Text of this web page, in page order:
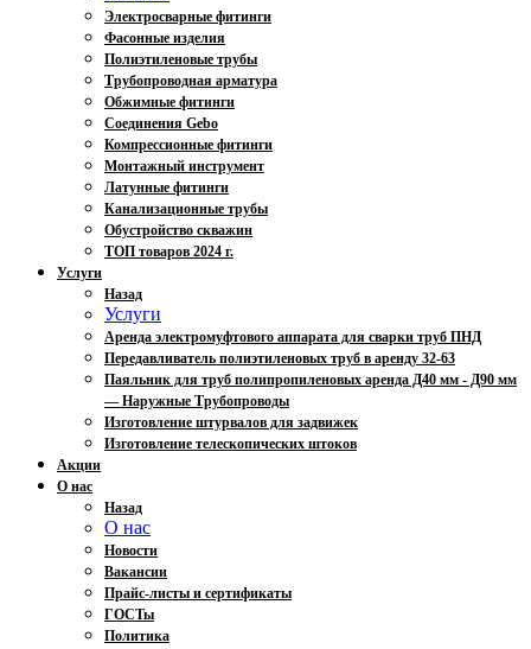
Электросварные фитинги
Фасонные изделия
Полиэтиленовые трубы
Трубопроводная арматура
Обжимные фитинги
Соединения Gebo
Компрессионные фитинги
Монтажный инструмент
Латунные фитинги
Канализационные трубы
Обустройство скважин
ТОП товаров 2024 г.
Услуги
Назад
Услуги
Аренда электромуфтового аппарата для сварки труб ПНД
Передавливатель полиэтиленовых труб в аренду 32-63
Паяльник для труб полипропиленовых аренда Д40 мм - Д90 мм
— Наружные Трубопроводы
Изготовление штурвалов для задвижек
Изготовление телескопических штоков
Акции
О нас
Назад
О нас
Новости
Вакансии
Прайс-листы и сертификаты
ГОСТы
Политика